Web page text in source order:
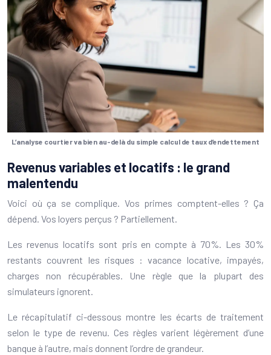
L’analyse courtier va bien au-delà du simple calcul de taux d’endettement
Revenus variables et locatifs : le grand
malentendu
Voici où ça se complique. Vos primes comptent-elles ? Ça
dépend. Vos loyers perçus ? Partiellement.
Les revenus locatifs sont pris en compte à 70%. Les 30%
restants couvrent les risques : vacance locative, impayés,
charges non récupérables. Une règle que la plupart des
simulateurs ignorent.
Le récapitulatif ci-dessous montre les écarts de traitement
selon le type de revenu. Ces règles varient légèrement d’une
banque à l’autre, mais donnent l’ordre de grandeur.